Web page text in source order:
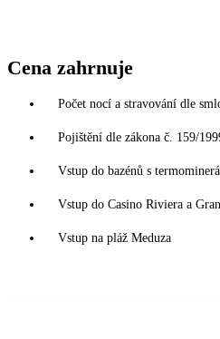
Cena zahrnuje
Počet nocí a stravování dle
Pojištění dle zákona č. 159/
Vstup do bazénů s
Vstup do Casino Riviera a
Vstup na pláž Meduza